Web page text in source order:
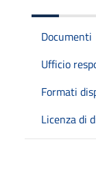
Documenti
Ufficio
Formati
Licenza di